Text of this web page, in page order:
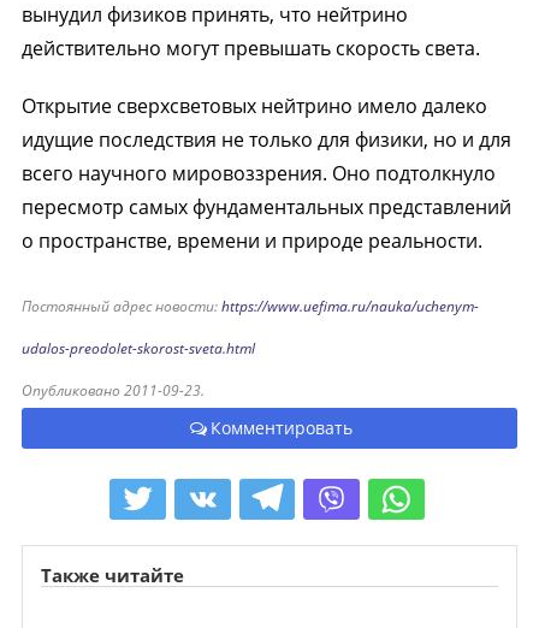
вынудил физиков принять, что нейтрино
действительно могут превышать скорость света.
Открытие сверхсветовых нейтрино имело далеко
идущие последствия не только для физики, но и для
всего научного мировоззрения. Оно подтолкнуло
пересмотр самых фундаментальных представлений
о пространстве, времени и природе реальности.
Постоянный адрес новости:https://www.uefima.ru/nauka/uchenym-
udalos-preodolet-skorost-sveta.html
Опубликовано 2011-09-23.
Комментировать
Также читайте